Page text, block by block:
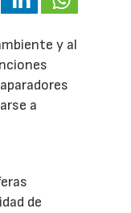
y al
a
de